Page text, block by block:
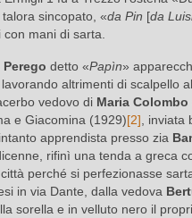
sincopato, «da Pin [da
mani di sarta.
detto «Papìn»
altrimenti di scalpello
vedovo di Maria Colombo
e Giacomina (1929)[2], inviata
apprendista presso zia
rifinì una tenda a greca
perché si perfezionasse
in via Dante, dalla vedova
sorella e in velluto nero il